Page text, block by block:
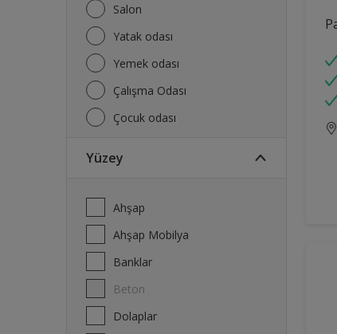
Salon
Yatak odası
Yemek odası
Çalışma Odası
Çocuk odası
Yüzey
Ahşap
Ahşap Mobilya
Banklar
Beton
Dolaplar